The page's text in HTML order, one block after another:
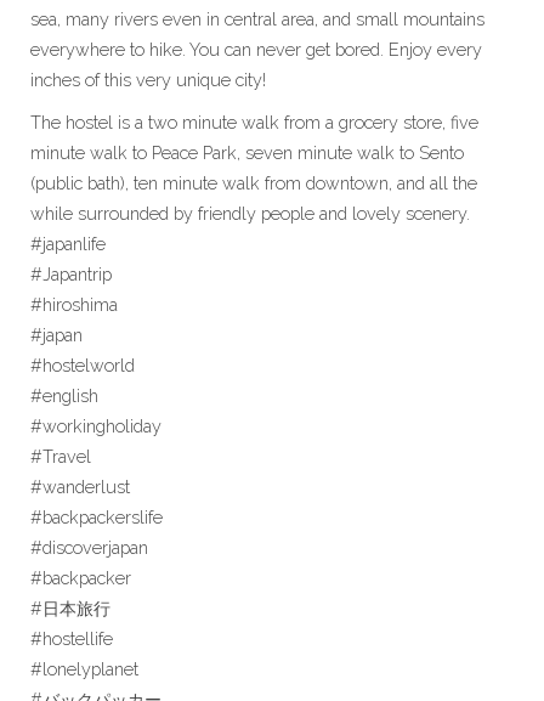
sea, many rivers even in central area, and small mountains
everywhere to hike. You can never get bored. Enjoy every
inches of this very unique city!
The hostel is a two minute walk from a grocery store, five
minute walk to Peace Park, seven minute walk to Sento
(public bath), ten minute walk from downtown, and all the
while surrounded by friendly people and lovely scenery.
#japanlife
#Japantrip
#hiroshima
#japan
#hostelworld
#english
#workingholiday
#Travel
#wanderlust
#backpackerslife
#discoverjapan
#backpacker
#日本旅行
#hostellife
#lonelyplanet